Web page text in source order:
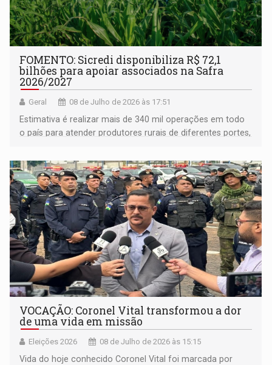
FOMENTO: Sicredi disponibiliza R$ 72,1
bilhões para apoiar associados na Safra
2026/2027
Geral 08 de Julho de 2026 às 17:51
Estimativa é realizar mais de 340 mil operações em todo
o país para atender produtores rurais de diferentes portes,
VOCAÇÃO: Coronel Vital transformou a dor
de uma vida em missão
Eleições 2026 08 de Julho de 2026 às 15:15
Vida do hoje conhecido Coronel Vital foi marcada por